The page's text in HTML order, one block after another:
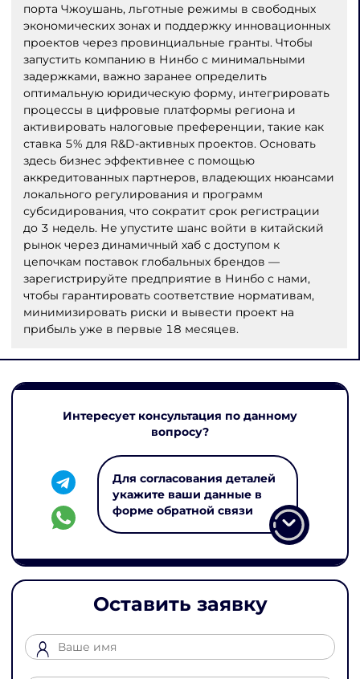
порта Чжоушань, льготные режимы в свободных
экономических зонах и поддержку инновационных
проектов через провинциальные гранты. Чтобы
запустить компанию в Нинбо с минимальными
задержками, важно заранее определить
оптимальную юридическую форму, интегрировать
процессы в цифровые платформы региона и
активировать налоговые преференции, такие как
ставка 5% для R&D-активных проектов. Основать
здесь бизнес эффективнее с помощью
аккредитованных партнеров, владеющих нюансами
локального регулирования и программ
субсидирования, что сократит срок регистрации
до 3 недель. Не упустите шанс войти в китайский
рынок через динамичный хаб с доступом к
цепочкам поставок глобальных брендов —
зарегистрируйте предприятие в Нинбо с нами,
чтобы гарантировать соответствие нормативам,
минимизировать риски и вывести проект на
прибыль уже в первые 18 месяцев.
Интересует консультация по данному
вопросу?
Для согласования деталей
укажите ваши данные в
форме обратной связи
Оставить заявку